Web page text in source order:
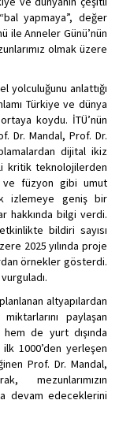
yapmaya”, değer
ile Anneler Günü’nün
olmak üzere
yolculuğunu anlattığı
Türkiye ve dünya
koydu. İTÜ’nün
Dr. Mandal, Prof. Dr.
dijital ikiz
kritik teknolojilerden
ve füzyon gibi umut
izlemeye geniş bir
hakkında bilgi verdi.
bildiri sayısı
2025 yılında proje
örnekler gösterdi.
altyapılardan
paylaşan
de yurt dışında
1000’den yerleşen
Prof. Dr. Mandal,
mezunlarımızın
devam edeceklerini